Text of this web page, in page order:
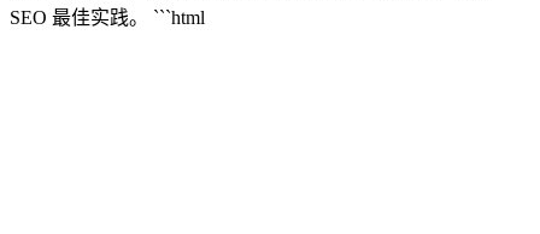
SEO 最佳实践。 ```html